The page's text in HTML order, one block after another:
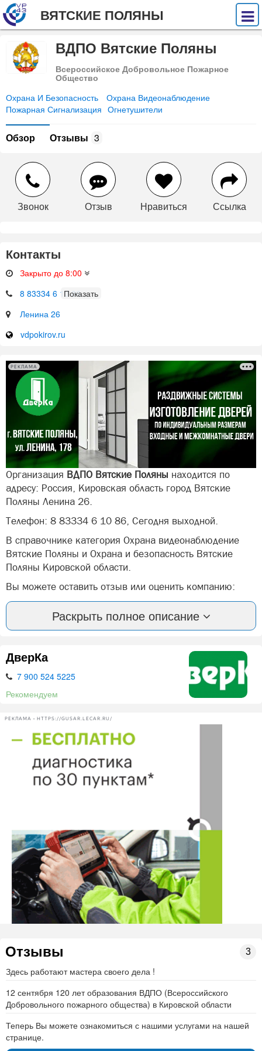
ВЯТСКИЕ ПОЛЯНЫ
ВДПО Вятские Поляны
Всероссийское Добровольное Пожарное
Общество
Охрана И Безопасность
Охрана Видеонаблюдение
Пожарная Сигнализация Огнетушители
Обзор Отзывы 3
Звонок Отзыв Нравиться Ссылка
Контакты
Закрыто до 8:00
8 83334 6 10 86
Ленина 26
vdpokirov.ru
РЕКЛАМА
Организация ВДПО Вятские Поляны находится по
адресу: Россия, Кировская область город Вятские
Поляны Ленина 26.
Телефон: 8 83334 6 10 86, Сегодня выходной.
В справочнике категория Охрана видеонаблюдение
Вятские Поляны и Охрана и безопасность Вятские
Поляны Кировской области.
Вы можете оставить отзыв или оценить компанию:
ВДПО Вятские Поляны Вятские Поляны.
А так же, задать вопрос представителями фирмы:
ВДПО Вятские Поляны в Вятских Полян.
Наши услуги:
Обучение пожарно-техническому минимуму,
проведение противопожарных инструктажей.
Обучение по программе труда,
электробезопасности.
систем охранно-пожарной сигнализации и
видеонаблюдения, с выводом сигнала о пожара и
одобренный МЧС России) в пожарную часть.
Выполнение любых видов проектных работ
Проведение замеров сопротивления изоляции
электрооборудования, осветительной сети.
Расчет категории помещений по взрывоопасной и
пожарной опасности и класса зон по ПУЭ.
Расчет пожарных рисков (по лицензионной
программе).
Изготовление планов эвакуации по ГОСТу
(поэтажные, локальные).
Установка систем эвакуации при пожаре
(самоспасатели Барс, Венто, пожарные
Техническое обслуживание пожарных кранов,
комплектование интегрированных пожарных
Раскрыть полное описание
ДверКа
7 900 524 5225
Рекомендуем
РЕКЛАМА • HTTPS://GUSAR.LECAR.RU/
Отзывы 3
Здесь работают мастера своего дела !
12 сентября 120 лет образования ВДПО (Всероссийского
Добровольного пожарного общества) в Кировской области
Теперь Вы можете ознакомиться с нашими услугами на нашей
странице.